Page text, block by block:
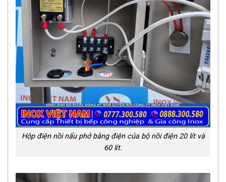
Hộp điện nồi nấu phở bằng điện của bộ nồi điện 20 lít và
60 lít.